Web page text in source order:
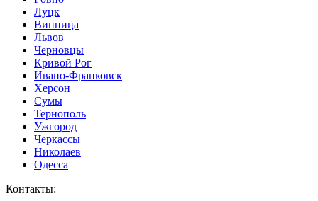
Луцк
Винница
Львов
Черновцы
Кривой Рог
Ивано-Франковск
Херсон
Сумы
Тернополь
Ужгород
Черкассы
Николаев
Одесса
Контакты: